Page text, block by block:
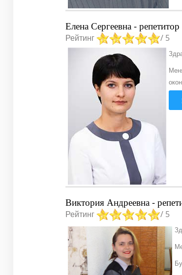
Елена Сергеевна -
Рейтинг / 5
Виктория Андреевна -
Рейтинг / 5